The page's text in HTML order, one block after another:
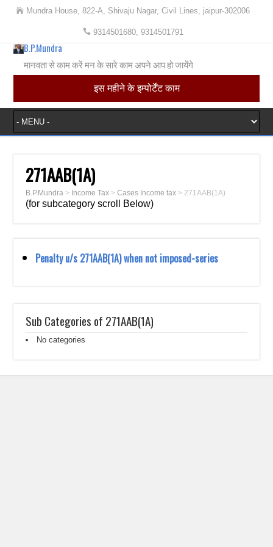
Mundra House, 822-A, Shivaju Nagar, Civil Lines, jaipur-302006
9314501680, 9314501791
B.P.Mundra
मानवता से काम करें मन के सारे काम अपने आप हो जायेंगे
इस महीने के इम्पोर्टेंट काम
271AAB(1A)
B.P.Mundra > Income Tax >Cases Income tax >271AAB(1A)
(for subcategory scroll Below)
Penalty u/s 271AAB(1A) when not imposed-series
Sub Categories of 271AAB(1A)
No categories